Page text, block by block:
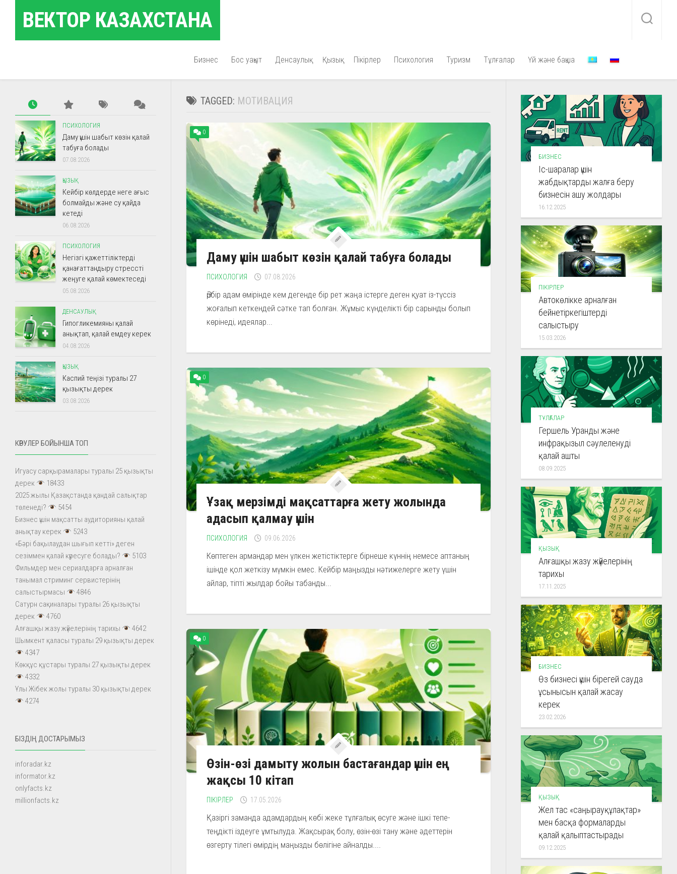
contentВЕКТОР КАЗАХСТАНА
Бизнес Бос уақыт Денсаулық Қызық Пікірлер Психология Туризм Тұлғалар Үй және бақша
TAGGED: МОТИВАЦИЯ
0
Даму үшін шабыт көзін қалай табуға болады
ПСИХОЛОГИЯ 07.08.2026
Әрбір адам өмірінде кем дегенде бір рет жаңа істерге деген қуат із-түссіз
жоғалып кеткендей сәтке тап болған. Жұмыс күнделікті бір сарынды болып
көрінеді, идеялар...
0
Ұзақ мерзімді мақсаттарға жету жолында
адасып қалмау үшін
ПСИХОЛОГИЯ 09.06.2026
Көптеген армандар мен үлкен жетістіктерге бірнеше күннің немесе аптаның
ішінде қол жеткізу мүмкін емес. Кейбір маңызды нәтижелерге жету үшін
айлар, тіпті жылдар бойы табанды...
0
Өзін-өзі дамыту жолын бастағандар үшін ең
жақсы 10 кітап
ПІКІРЛЕР 17.05.2026
Қазіргі заманда адамдардың көбі жеке тұлғалық өсуге және ішкі тепе-
теңдікті іздеуге ұмтылуда. Жақсырақ болу, өзін-өзі тану және әдеттерін
өзгерту тілегі өмірдің маңызды бөлігіне айналды....
ПСИХОЛОГИЯ
Даму үшін шабыт көзін қалай
табуға болады
07.08.2026
ҚЫЗЫҚ
Кейбір көлдерде неге ағыс
болмайды және су қайда
кетеді
06.08.2026
ПСИХОЛОГИЯ
Негізгі қажеттіліктерді
қанағаттандыру стрессті
жеңуге қалай көмектеседі
05.08.2026
ДЕНСАУЛЫҚ
Гипогликемияны қалай
анықтап, қалай емдеу керек
04.08.2026
ҚЫЗЫҚ
Каспий теңізі туралы 27
қызықты дерек
03.08.2026
КӨРУЛЕР БОЙЫНША ТОП
Игуасу сарқырамалары туралы 25 қызықты
дерек
18433
2025 жылы Қазақстанда қандай салықтар
төленеді?
5454
Бизнес үшін мақсатты аудиторияны қалай
анықтау керек
5243
«Бәрі бақылаудан шығып кетті» деген
сезіммен қалай күресуге болады?
5103
Фильмдер мен сериалдарға арналған
танымал стриминг сервистерінің
салыстырмасы
4846
Сатурн сақиналары туралы 26 қызықты
дерек
4760
Алғашқы жазу жүйелерінің тарихы
4642
Шымкент қаласы туралы 29 қызықты дерек
4347
Көкқұс құстары туралы 27 қызықты дерек
4332
Ұлы Жібек жолы туралы 30 қызықты дерек
4274
БІЗДІҢ ДОСТАРЫМЫЗ
inforadar.kz
informator.kz
onlyfacts.kz
millionfacts.kz
БИЗНЕС
Іс-шаралар үшін
жабдықтарды жалға беру
бизнесін ашу жолдары
16.12.2025
ПІКІРЛЕР
Автокөлікке арналған
бейнетіркегіштерді
салыстыру
15.03.2026
ТҰЛҒАЛАР
Гершель Уранды және
инфрақызыл сәулеленуді
қалай ашты
08.09.2025
ҚЫЗЫҚ
Алғашқы жазу жүйелерінің
тарихы
17.11.2025
БИЗНЕС
Өз бизнесі үшін бірегей сауда
ұсынысын қалай жасау
керек
23.02.2026
ҚЫЗЫҚ
Жел тас «саңырауқұлақтар»
мен басқа формаларды
қалай қалыптастырады
09.12.2025